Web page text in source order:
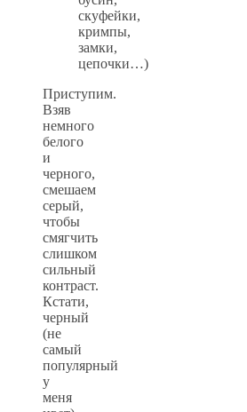
скуфейки,
кримпы,
замки,
цепочки…)
Приступим.
Взяв
немного
белого
и
черного,
смешаем
серый,
чтобы
смягчить
слишком
сильный
контраст.
Кстати,
черный
(не
самый
популярный
у
меня